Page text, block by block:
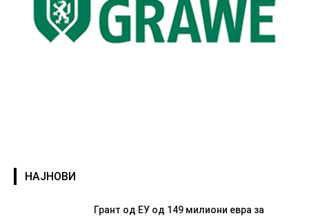
НАЈНОВИ
Грант од ЕУ од 149 милиони евра за